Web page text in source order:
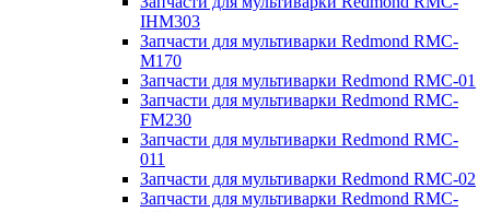
IHM303
Запчасти для мультиварки Redmond RMC-
M170
Запчасти для мультиварки Redmond RMC-01
Запчасти для мультиварки Redmond RMC-
FM230
Запчасти для мультиварки Redmond RMC-
011
Запчасти для мультиварки Redmond RMC-02
Запчасти для мультиварки Redmond RMC-